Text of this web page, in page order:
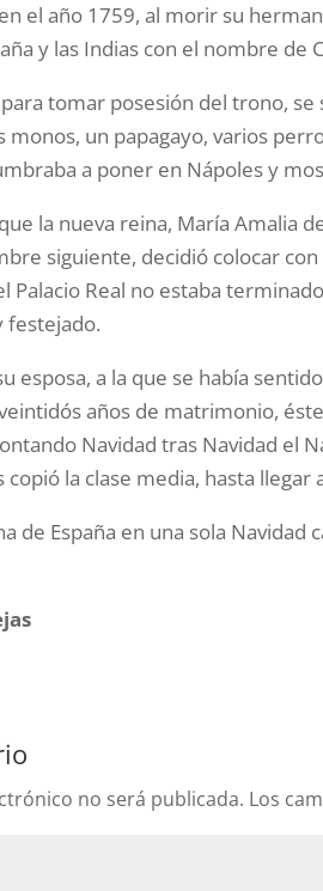
el año 1759, al morir su
y las Indias con el nombre de
tomar posesión del trono,
monos, un papagayo, varios
a poner en Nápoles y
la nueva reina, María Amalia
siguiente, decidió colocar
Palacio Real no estaba
festejado.
esposa, a la que se había
años de matrimonio,
Navidad tras Navidad el
copió la clase media, hasta llegar
de España en una sola Navidad
no será publicada. Los